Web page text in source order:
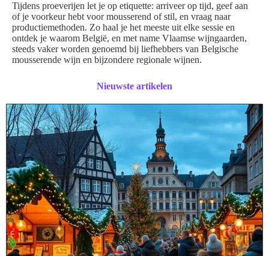
Tijdens proeverijen let je op etiquette: arriveer op tijd, geef aan
of je voorkeur hebt voor mousserend of stil, en vraag naar
productiemethoden. Zo haal je het meeste uit elke sessie en
ontdek je waarom België, en met name Vlaamse wijngaarden,
steeds vaker worden genoemd bij liefhebbers van Belgische
mousserende wijn en bijzondere regionale wijnen.
Nieuwste artikelen